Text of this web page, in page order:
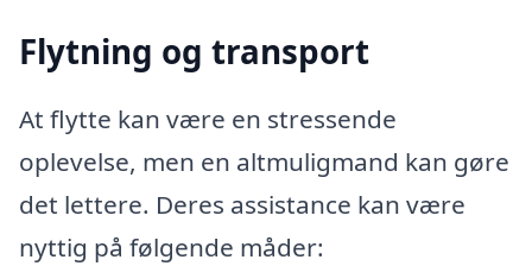
Flytning og transport
At flytte kan være en stressende
oplevelse, men en altmuligmand kan gøre
det lettere. Deres assistance kan være
nyttig på følgende måder: